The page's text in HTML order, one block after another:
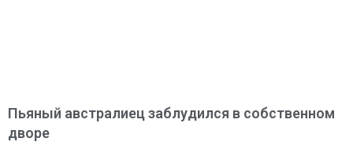
Пьяный австралиец заблудился в собственном
дворе